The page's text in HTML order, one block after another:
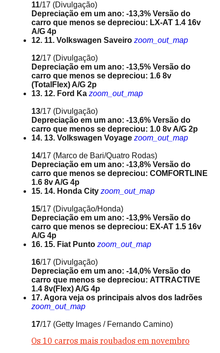
11/17 (Divulgação)
Depreciação em um ano: -13,3% Versão do
carro que menos se depreciou: LX-AT 1.4 16v
A/G 4p
12. 11. Volkswagen Saveiro zoom_out_map
12/17 (Divulgação)
Depreciação em um ano: -13,5% Versão do
carro que menos se depreciou: 1.6 8v
(TotalFlex) A/G 2p
13. 12. Ford Ka zoom_out_map
13/17 (Divulgação)
Depreciação em um ano: -13,6% Versão do
carro que menos se depreciou: 1.0 8v A/G 2p
14. 13. Volkswagen Voyage zoom_out_map
14/17 (Marco de Bari/Quatro Rodas)
Depreciação em um ano: -13,8% Versão do
carro que menos se depreciou: COMFORTLINE
1.6 8v A/G 4p
15. 14. Honda City zoom_out_map
15/17 (Divulgação/Honda)
Depreciação em um ano: -13,9% Versão do
carro que menos se depreciou: EX-AT 1.5 16v
A/G 4p
16. 15. Fiat Punto zoom_out_map
16/17 (Divulgação)
Depreciação em um ano: -14,0% Versão do
carro que menos se depreciou: ATTRACTIVE
1.4 8v(Flex) A/G 4p
17. Agora veja os principais alvos dos ladrões
zoom_out_map
17/17 (Getty Images / Fernando Camino)
Os 10 carros mais roubados em novembro